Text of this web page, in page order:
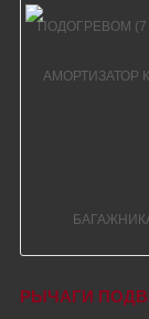
РЫЧАГИ